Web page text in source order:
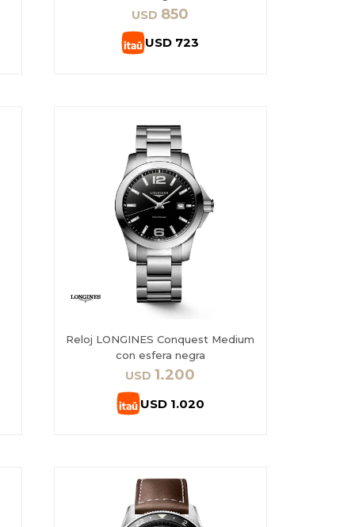
USD 850
USD 723
Reloj LONGINES Conquest Medium
con esfera negra
USD 1.200
USD 1.020